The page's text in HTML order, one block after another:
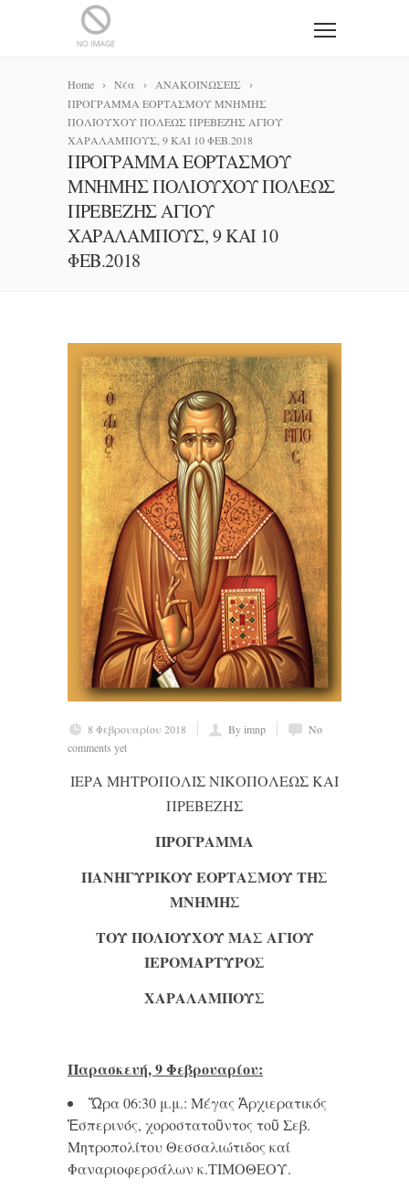
Home Νέα
ΑΝΑΚΟΙΝΩΣΕΙΣ
ΠΡΟΓΡΑΜΜΑ ΕΟΡΤΑΣΜΟΥ ΜΝΗΜΗΣ
ΠΟΛΙΟΥΧΟΥ ΠΟΛΕΩΣ ΠΡΕΒΕΖΗΣ ΑΓΙΟΥ
ΧΑΡΑΛΑΜΠΟΥΣ, 9 ΚΑΙ 10 ΦΕΒ.2018
ΠΡΟΓΡΑΜΜΑ ΕΟΡΤΑΣΜΟΥ
ΜΝΗΜΗΣ ΠΟΛΙΟΥΧΟΥ ΠΟΛΕΩΣ
ΠΡΕΒΕΖΗΣ ΑΓΙΟΥ
ΧΑΡΑΛΑΜΠΟΥΣ, 9 ΚΑΙ 10
ΦΕΒ.2018
8 Φεβρουαρίου 2018 By imnp
No
comments yet
ΙΕΡΑ ΜΗΤΡΟΠΟΛΙΣ ΝΙΚΟΠΟΛΕΩΣ ΚΑΙ
ΠΡΕΒΕΖΗΣ
ΠΡΟΓΡΑΜΜΑ
ΠΑΝΗΓΥΡΙΚΟΥ ΕΟΡΤΑΣΜΟΥ ΤΗΣ
ΜΝΗΜΗΣ
ΤΟΥ ΠΟΛΙΟΥΧΟΥ ΜΑΣ ΑΓΙΟΥ
ΙΕΡΟΜΑΡΤΥΡΟΣ
ΧΑΡΑΛΑΜΠΟΥΣ
Παρασκευή, 9 Φεβρουαρίου:
Ὥρα 06:30 μ.μ.: Μέγας Ἀρχιερατικός
Ἑσπερινός, χοροστατοῦντος τοῦ Σεβ.
Μητροπολίτου Θεσσαλιώτιδος καί
Φαναριοφερσάλων κ.ΤΙΜΟΘΕΟΥ.